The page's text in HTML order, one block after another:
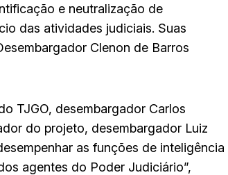
e neutralização de
das atividades judiciais. Suas
Clenon de Barros
TJGO, desembargador Carlos
do projeto, desembargador Luiz
as funções de inteligência
agentes do Poder Judiciário”,